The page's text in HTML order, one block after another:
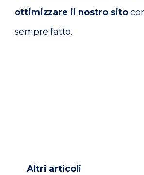
ottimizzare il nostro sito
sempre fatto.
Altri articoli